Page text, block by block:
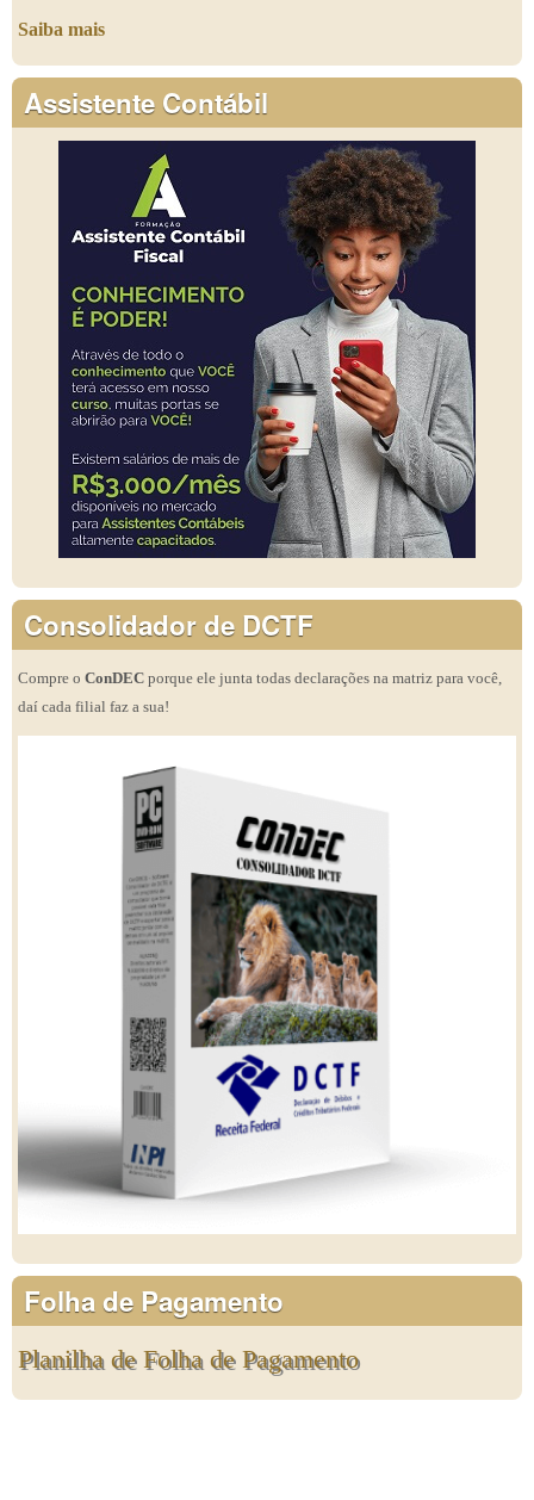
Saiba mais
Assistente Contábil
Consolidador de DCTF
Compre o ConDEC porque ele junta todas declarações na matriz para você,
daí cada filial faz a sua!
Folha de Pagamento
Planilha de Folha de Pagamento